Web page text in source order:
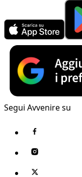
Segui Avvenire su